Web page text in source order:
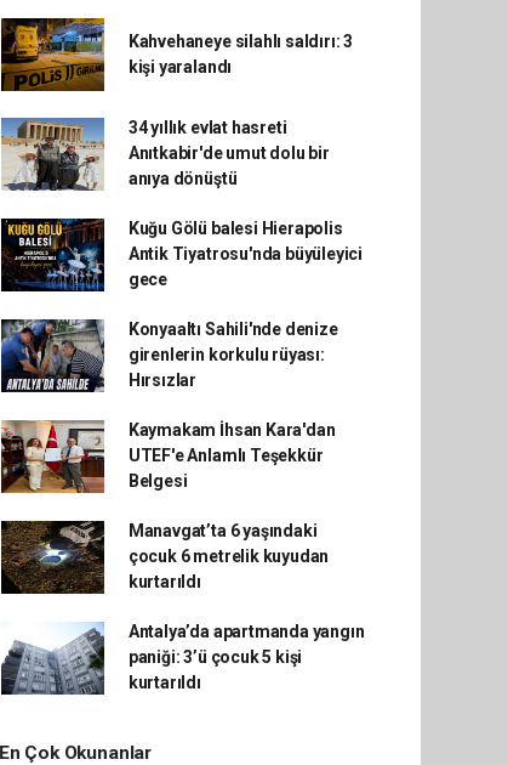
Kahvehaneye silahlı saldırı: 3
kişi yaralandı
34 yıllık evlat hasreti
Anıtkabir'de umut dolu bir
anıya dönüştü
Kuğu Gölü balesi Hierapolis
Antik Tiyatrosu'nda büyüleyici
gece
Konyaaltı Sahili'nde denize
girenlerin korkulu rüyası:
Hırsızlar
Kaymakam İhsan Kara'dan
UTEF'e Anlamlı Teşekkür
Belgesi
Manavgat’ta 6 yaşındaki
çocuk 6 metrelik kuyudan
kurtarıldı
Antalya’da apartmanda yangın
paniği: 3’ü çocuk 5 kişi
kurtarıldı
En Çok Okunanlar